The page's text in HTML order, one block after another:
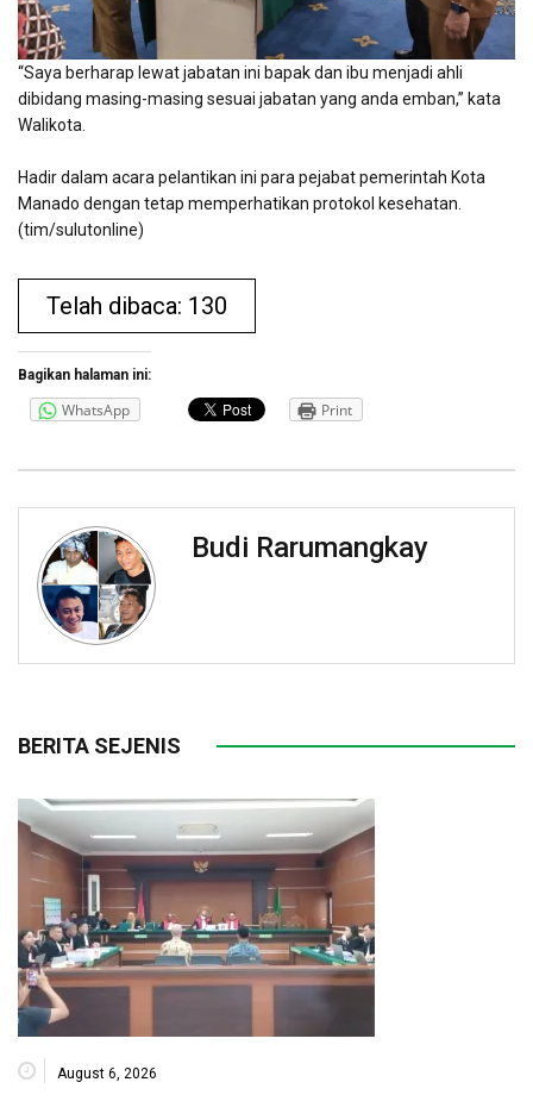
“Saya berharap lewat jabatan ini bapak dan ibu menjadi ahli
dibidang masing-masing sesuai jabatan yang anda emban,” kata
Walikota.
Hadir dalam acara pelantikan ini para pejabat pemerintah Kota
Manado dengan tetap memperhatikan protokol kesehatan.
(tim/sulutonline)
Telah dibaca: 130
Bagikan halaman ini:
WhatsApp Print
Budi Rarumangkay
BERITA SEJENIS
August 6, 2026